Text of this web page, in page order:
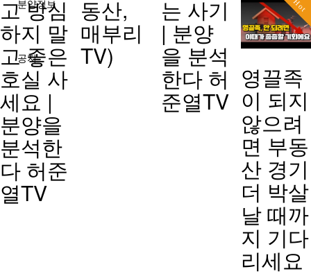
분양정보
공지
고 방심
하지 말
고 좋은
호실 사
세요 |
분양을
분석한
다 허준
열TV
동산,
매부리
TV)
는 사기
| 분양
을 분석
한다 허
준열TV
Hot
영끌족
이 되지
않으려
면 부동
산 경기
더 박살
날 때까
지 기다
리세요